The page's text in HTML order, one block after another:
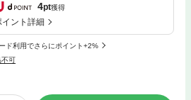
4pt獲得
イント詳細
ド利用でさらにポイント+2%
不可